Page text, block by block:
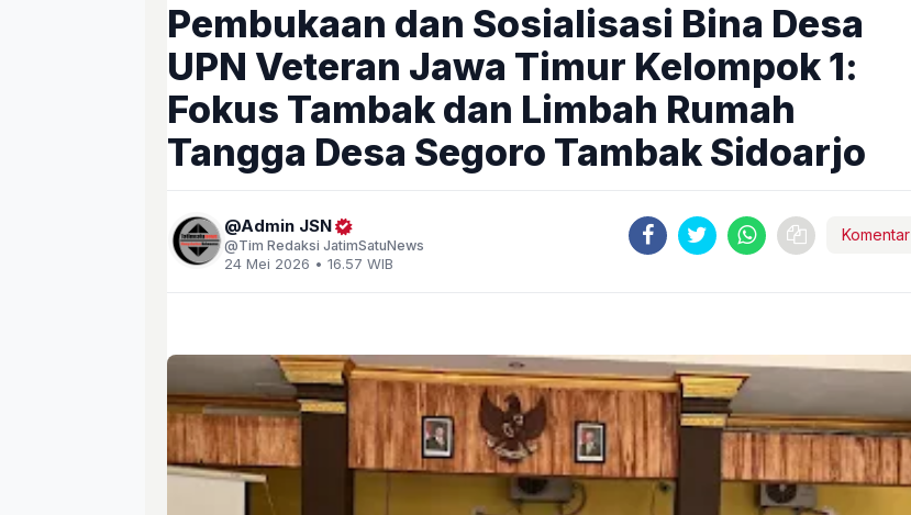
Pembukaan dan Sosialisasi Bina Desa
UPN Veteran Jawa Timur Kelompok 1:
Fokus Tambak dan Limbah Rumah
Tangga Desa Segoro Tambak Sidoarjo
Admin JSN
Tim Redaksi JatimSatuNews
24 Mei 2026 • 16.57 WIB
Komentar